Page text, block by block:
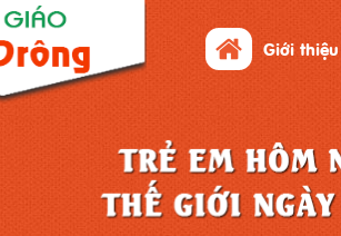
Giới thiệu